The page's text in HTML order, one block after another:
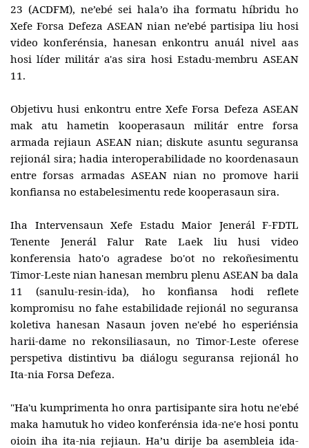
23 (ACDFM), ne’ebé sei hala’o iha formatu híbridu ho
Xefe Forsa Defeza ASEAN nian ne’ebé partisipa liu hosi
video konferénsia, hanesan enkontru anuál nivel aas
hosi líder militár a'as sira hosi Estadu-membru ASEAN
11.
Objetivu husi enkontru entre Xefe Forsa Defeza ASEAN
mak atu hametin kooperasaun militár entre forsa
armada rejiaun ASEAN nian; diskute asuntu seguransa
rejionál sira; hadia interoperabilidade no koordenasaun
entre forsas armadas ASEAN nian no promove harii
konfiansa no estabelesimentu rede kooperasaun sira.
Iha Intervensaun Xefe Estadu Maior Jenerál F-FDTL
Tenente Jenerál Falur Rate Laek liu husi video
konferensia hato'o agradese bo'ot no rekoñesimentu
Timor-Leste nian hanesan membru plenu ASEAN ba dala
11 (sanulu-resin-ida), ho konfiansa hodi reflete
kompromisu no fahe estabilidade rejionál no seguransa
koletiva hanesan Nasaun joven ne'ebé ho esperiénsia
harii-dame no rekonsiliasaun, no Timor-Leste oferese
perspetiva distintivu ba diálogu seguransa rejionál ho
Ita-nia Forsa Defeza.
"Ha'u kumprimenta ho onra partisipante sira hotu ne'ebé
maka hamutuk ho video konferénsia ida-ne'e hosi pontu
oioin iha ita-nia rejiaun. Ha’u dirije ba asembleia ida-